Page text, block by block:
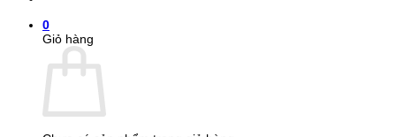
0
Giỏ hàng